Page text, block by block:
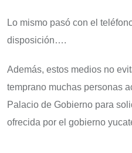
Lo mismo pasó con el
disposición….
Además, estos medios no
temprano muchas personas
Palacio de Gobierno para
ofrecida por el gobierno